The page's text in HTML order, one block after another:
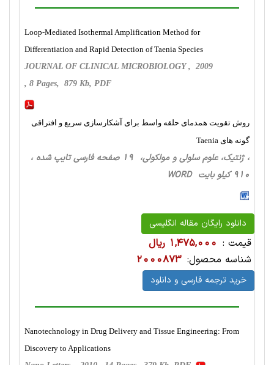
Loop-Mediated Isothermal Amplification Method for
Differentiation and Rapid Detection of Taenia Species
JOURNAL OF CLINICAL MICROBIOLOGY , 2009
, 8 Pages, 879 Kb, PDF
روش تقویت همدمای حلقه واسط برای آشکارسازی سریع و افتراقی
گونه های Taenia
، ژنتیک، علوم سلولی و مولکولی، 19 صفحه فارسی تایپ شده ،
910 کیلو بایت WORD
دانلود رایگان مقاله انگلیسی
قیمت : 1,475,000 ریال
شناسه محصول: 2000873
خرید ترجمه فارسی و دانلود
Nanotechnology in Drug Delivery and Tissue Engineering: From
Discovery to Applications